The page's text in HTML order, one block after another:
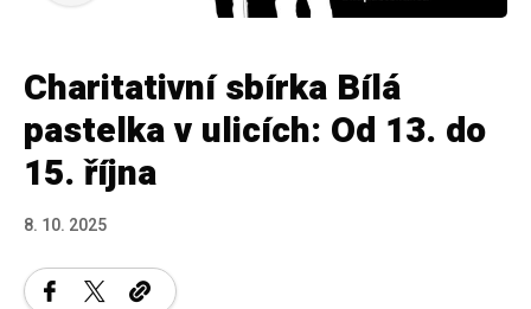
Charitativní sbírka Bílá
pastelka v ulicích: Od 13. do
15. října
8. 10. 2025